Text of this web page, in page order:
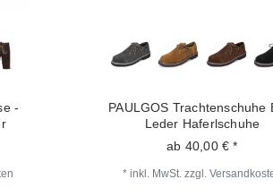
-
PAULGOS Trachtenschuhe
Leder Haferlschuhe
ab 40,00 € *
* inkl. MwSt. zzgl.